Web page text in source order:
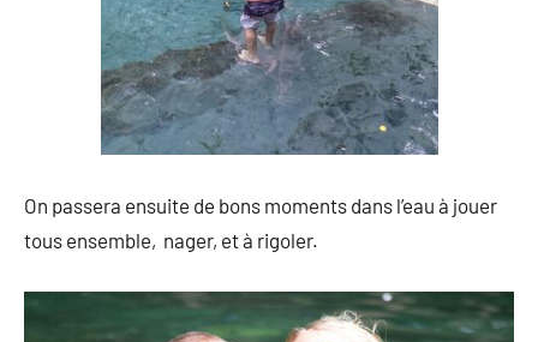
On passera ensuite de bons moments dans l’eau à jouer
tous ensemble, nager, et à rigoler.